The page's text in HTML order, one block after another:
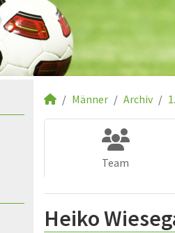
Männer Archiv
Team
Heiko